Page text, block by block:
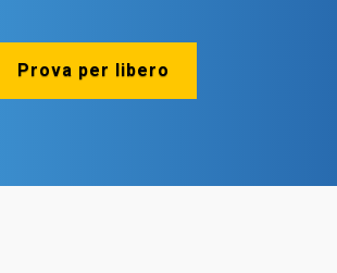
Prova per libero